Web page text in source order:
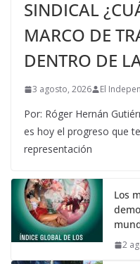
SINDICAL
MARCO DE
DENTRO DE
3 agosto, 2026 El
Por: Róger Hernán
es hoy el progreso que
representación
Los
2